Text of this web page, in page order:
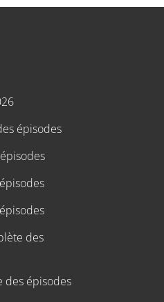
épisodes
des
des épisodes